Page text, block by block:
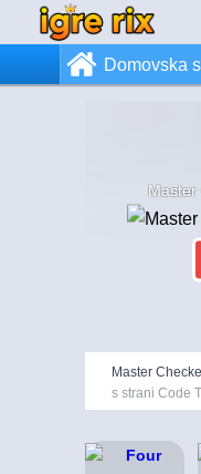
Domovska
Master
Master
s strani Code